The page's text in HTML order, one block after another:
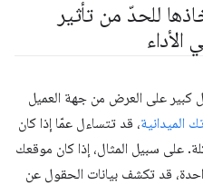
للحدّ من تأثير
على العرض من جهة العميل
، قد تتساءل عمّا إذا كان
سبيل المثال، إذا كان موقعك
قد تكشف بيانات الحقول عن